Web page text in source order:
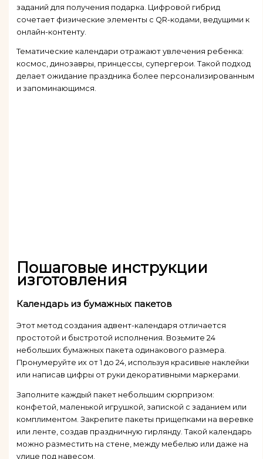
заданий для получения подарка. Цифровой гибрид
сочетает физические элементы с QR-кодами, ведущими к
онлайн-контенту.
Тематические календари отражают увлечения ребенка:
космос, динозавры, принцессы, супергерои. Такой подход
делает ожидание праздника более персонализированным
и запоминающимся.
Пошаговые инструкции
изготовления
Календарь из бумажных пакетов
Этот метод создания адвент-календаря отличается
простотой и быстротой исполнения. Возьмите 24
небольших бумажных пакета одинакового размера.
Пронумеруйте их от 1 до 24, используя красивые наклейки
или написав цифры от руки декоративными маркерами.
Заполните каждый пакет небольшим сюрпризом:
конфетой, маленькой игрушкой, запиской с заданием или
комплиментом. Закрепите пакеты прищепками на веревке
или ленте, создав праздничную гирлянду. Такой календарь
можно разместить на стене, между мебелью или даже на
улице под навесом.